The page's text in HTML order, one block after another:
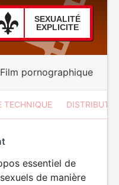
SEXUALITÉ
EXPLICITE
Film pornographique
TECHNIQUE
essentiel de
de manière